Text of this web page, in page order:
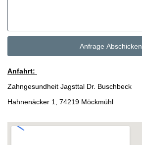
Anfrage Abschicken
Anfahrt:
Zahngesundheit Jagsttal Dr. Buschbeck
Hahnenäcker 1, 74219 Möckmühl